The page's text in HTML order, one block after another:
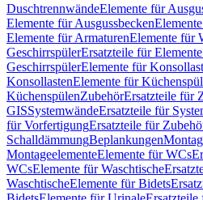
DuschtrennwändeElemente für
Elemente für Ausgussbecken
Elemente für ArmaturenElemente für
GeschirrspülerErsatzteile für
GeschirrspülerElemente für
KonsollastenElemente für
KüchenspülenZubehörErsatzteile für
GISSystemwändeErsatzteile für
für VorfertigungErsatzteile für
SchalldämmungBeplankungen
MontageelementeElemente für WCs
WCsElemente für Waschtische
WaschtischeElemente für Bidets